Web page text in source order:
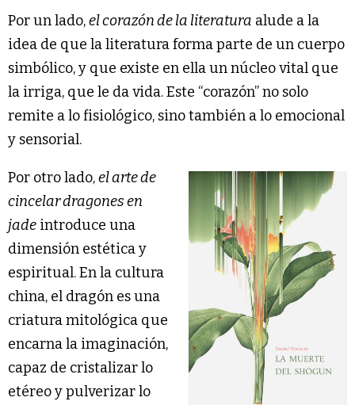
Por un lado,el corazón de la literatura alude a la
idea de que la literatura forma parte de un cuerpo
simbólico, y que existe en ella un núcleo vital que
la irriga, que le da vida. Este “corazón” no solo
remite a lo fisiológico, sino también a lo emocional
y sensorial.
Por otro lado,el arte de
cincelar dragones en
jade introduce una
dimensión estética y
espiritual. En la cultura
china, el dragón es una
criatura mitológica que
encarna la imaginación,
capaz de cristalizar lo
etéreo y pulverizar lo